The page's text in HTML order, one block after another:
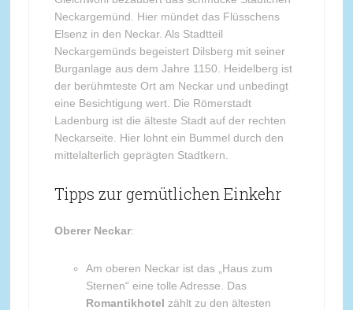
Neckargemünd. Hier mündet das Flüsschens
Elsenz in den Neckar. Als Stadtteil
Neckargemünds begeistert Dilsberg mit seiner
Burganlage aus dem Jahre 1150. Heidelberg ist
der berühmteste Ort am Neckar und unbedingt
eine Besichtigung wert. Die Römerstadt
Ladenburg ist die älteste Stadt auf der rechten
Neckarseite. Hier lohnt ein Bummel durch den
mittelalterlich geprägten Stadtkern.
Tipps zur gemütlichen Einkehr
Oberer Neckar:
Am oberen Neckar ist das „Haus zum
Sternen“ eine tolle Adresse. Das
Romantikhotel zählt zu den ältesten